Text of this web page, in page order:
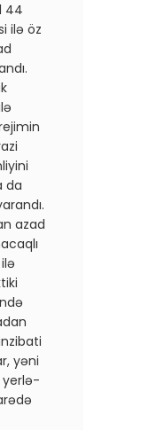
44
ilə öz
da
azad
yəni
yerlə-